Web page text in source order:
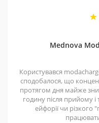
допомогли багатьом
Mednova
Користувався
сподобалося, що
протягом дня майже
годину після прийому і
ейфорії чи